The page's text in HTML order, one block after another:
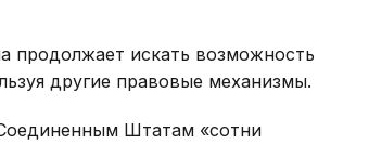
продолжает искать возможность
другие правовые механизмы.
Штатам «сотни